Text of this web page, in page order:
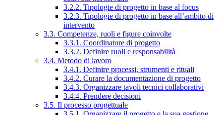
3.2.2. Tipologie di progetto in base al focus
3.2.3. Tipologie di progetto in base all’ambito di
intervento
3.3. Competenze, ruoli e figure coinvolte
3.3.1. Coordinatore di progetto
3.3.2. Definire ruoli e responsabilità
3.4. Metodo di lavoro
3.4.1. Definire processi, strumenti e rituali
3.4.2. Curare la documentazione di progetto
3.4.3. Organizzare tavoli tecnici collaborativi
3.4.4. Prendere decisioni
3.5. Il processo progettuale